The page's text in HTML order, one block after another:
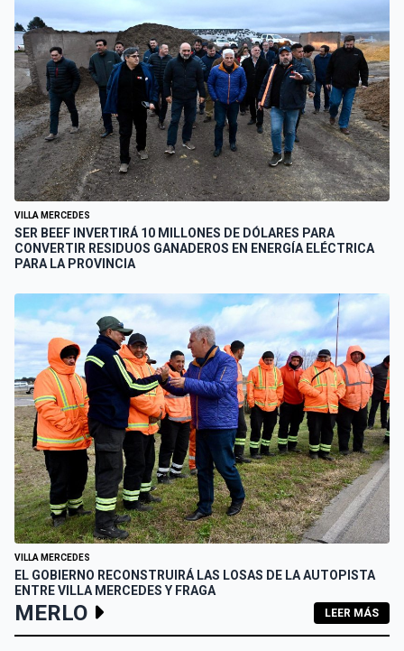
VILLA MERCEDES
SER BEEF INVERTIRÁ 10 MILLONES DE DÓLARES PARA
CONVERTIR RESIDUOS GANADEROS EN ENERGÍA ELÉCTRICA
PARA LA PROVINCIA
VILLA MERCEDES
EL GOBIERNO RECONSTRUIRÁ LAS LOSAS DE LA AUTOPISTA
ENTRE VILLA MERCEDES Y FRAGA
MERLO LEER MÁS